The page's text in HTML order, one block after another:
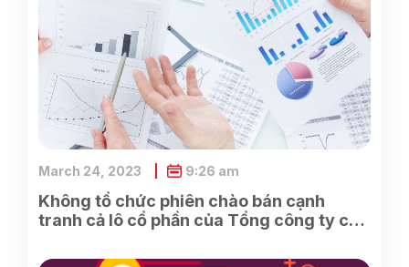
Không tổ chức phiên chào bán cạnh
tranh cả lô cổ phần của Tổng công ty cổ
SCIC sở hữu
March 24, 2023 9:26 am